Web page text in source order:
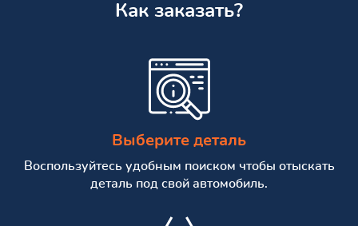
Как заказать?
Выберите деталь
Воспользуйтесь удобным поиском чтобы отыскать
деталь под свой автомобиль.